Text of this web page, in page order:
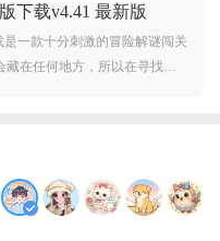
常有意思哦。
下载v4.41 最新版
是一款十分刺激的冒险解谜闯关
藏在任何地方，所以在寻找的